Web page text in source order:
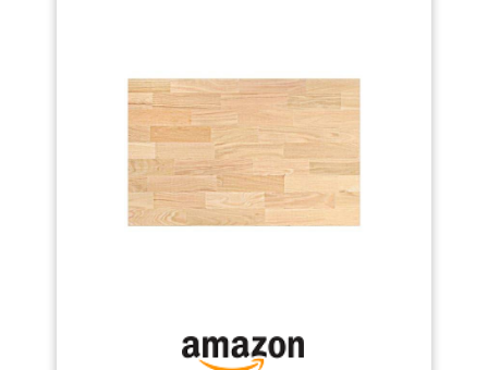
Fabriqué en acacia massif, ce plateau offre une
robustesse et une stabilité exceptionnelles,
adaptées à une utilisation intensive en intérieur
comme en extérieur.